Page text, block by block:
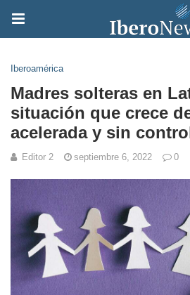
Iberoamérica
Madres solteras en
situación que crece
acelerada y sin
Editor 2 septiembre 6, 2022 0